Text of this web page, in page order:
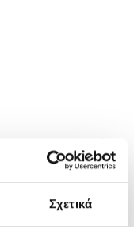
Σχετικά